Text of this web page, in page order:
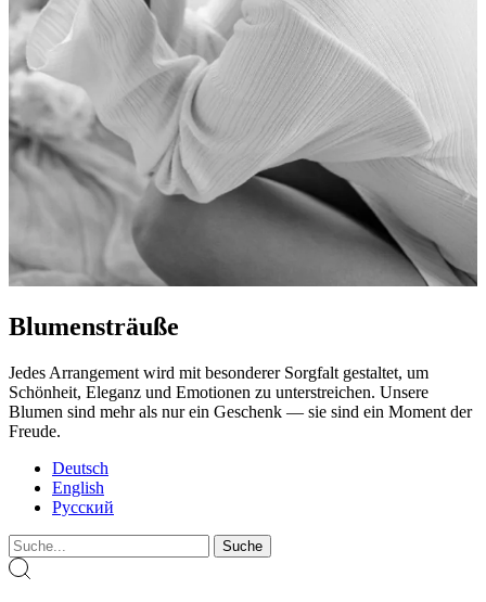
Blumensträuße
Jedes Arrangement wird mit besonderer Sorgfalt gestaltet, um
Schönheit, Eleganz und Emotionen zu unterstreichen. Unsere
Blumen sind mehr als nur ein Geschenk — sie sind ein Moment der
Freude.
Deutsch
English
Русский
Suche: